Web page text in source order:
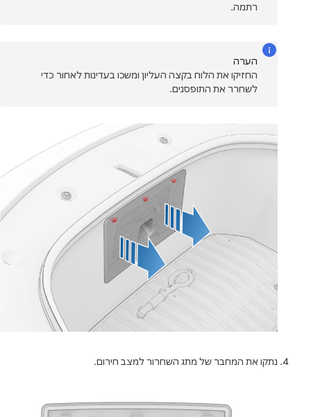
רתמה.
הערה
החזיקו את הלוח בקצה העליון ומשכו בעדינות לאחור כדי
לשחרר את התופסנים.
נתקו את המחבר של מתג השחרור למצב חירום.